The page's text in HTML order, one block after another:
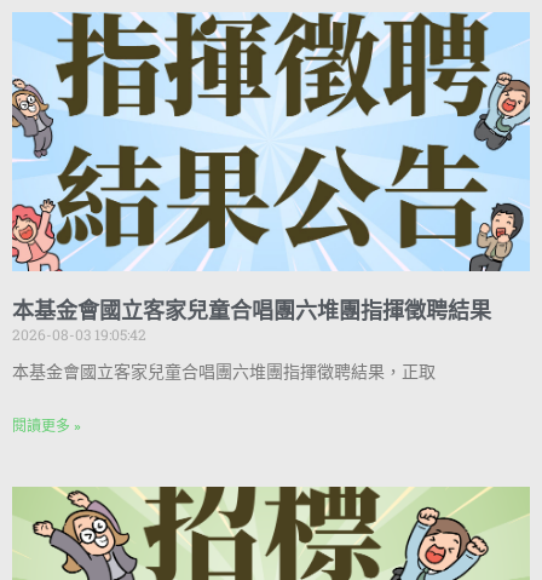
本基金會國立客家兒童合唱團六堆團指揮徵聘結果
2026-08-03 19:05:42
本基金會國立客家兒童合唱團六堆團指揮徵聘結果，正取
閱讀更多 »